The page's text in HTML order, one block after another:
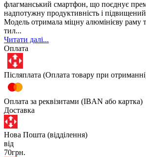
флагманський смартфон, що поєднує
надпотужну продуктивність і підвищений
Модель отримала міцну алюмінієву раму
тил...
Читати далі...
Оплата
Післяплата (Оплата товару при
Оплата за реквізитами (IBAN або картка)
Доставка
Нова Пошта (відділення)
від
70грн.